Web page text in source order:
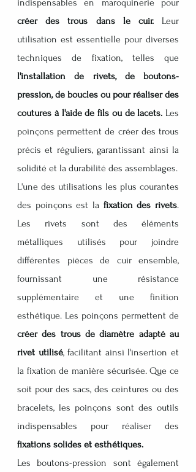
créer des trous dans le cuir. Leur
utilisation est essentielle pour diverses
l'installation de rivets, de boutons-
pression, de boucles ou pour réaliser des
coutures à l'aide de fils ou de lacets. Les
poinçons permettent de créer des trous
précis et réguliers, garantissant ainsi la
solidité et la durabilité des assemblages.
L'une des utilisations les plus courantes
des poinçons est la fixation des rivets.
Les rivets sont des éléments
métalliques utilisés pour joindre
différentes pièces de cuir ensemble,
fournissant une résistance
supplémentaire et une finition
esthétique. Les poinçons permettent de
créer des trous de diamètre adapté au
rivet utilisé, facilitant ainsi l'insertion et
la fixation de manière sécurisée. Que ce
soit pour des sacs, des ceintures ou des
bracelets, les poinçons sont des outils
fixations solides et esthétiques.
Les boutons-pression sont également